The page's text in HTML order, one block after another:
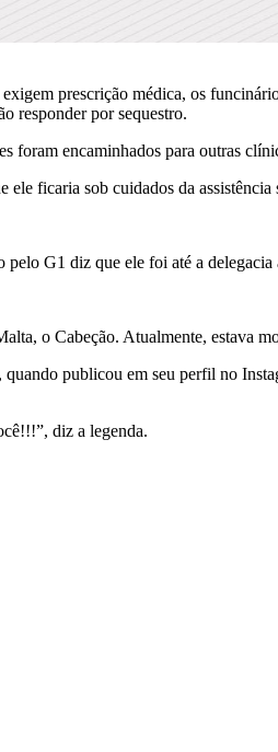
prescrição médica, os
responder por sequestro.
foram encaminhados para outras
ficaria sob cuidados da
G1 diz que ele foi até a
o Cabeção. Atualmente, estava
publicou em seu perfil no
diz a legenda.